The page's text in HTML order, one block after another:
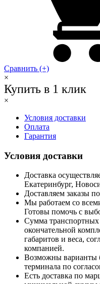
Сравнить (+)
×
Купить в 1 клик
×
Условия доставки
Оплата
Гарантия
Условия доставки
Доставка
Екатеринбург,
Доставляем заказы
Мы работаем со
Готовы помочь с
Сумма транспортных
окончательной
габаритов и веса,
компанией.
Возможны варианты
терминала по
Есть доставка по